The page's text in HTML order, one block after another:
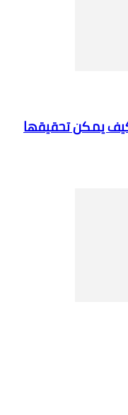
يمكن تحقيقها